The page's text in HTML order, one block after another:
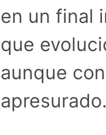
en un final
que
aunque
apresurado.